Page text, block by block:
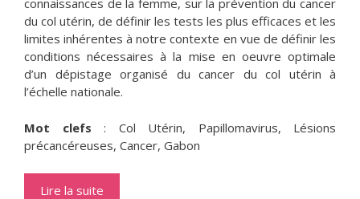
connaissances de la femme, sur la prévention du cancer
du col utérin, de définir les tests les plus efficaces et les
limites inhérentes à notre contexte en vue de définir les
conditions nécessaires à la mise en oeuvre optimale
d’un dépistage organisé du cancer du col utérin à
l’échelle nationale.
Mot clefs : Col Utérin, Papillomavirus, Lésions
précancéreuses, Cancer, Gabon
Lire la suite